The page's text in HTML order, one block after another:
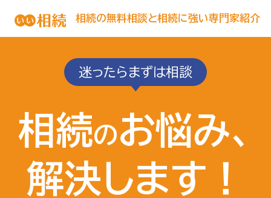
相続の無料相談と相続に強い専門家紹介
迷ったらまずは相談
相続のお悩み、
解決します！